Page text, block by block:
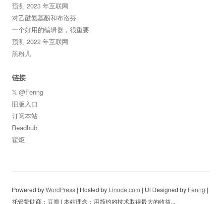
预测 2023 年互联网
对乙酰氨基酚和布洛芬
一个好用的编辑器，很重要
预测 2022 年互联网
黑粉儿
链接
𝕏 @Fenng
旧版入口
订阅本站
Readhub
霍炬
Powered byWordPress | Hosted by Linode.com | UI Designed by Fenng |
托管赞助商： 豆瓣 | 本站理念：用简约的技术取得最大的收益...